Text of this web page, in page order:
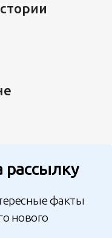
факты
нового